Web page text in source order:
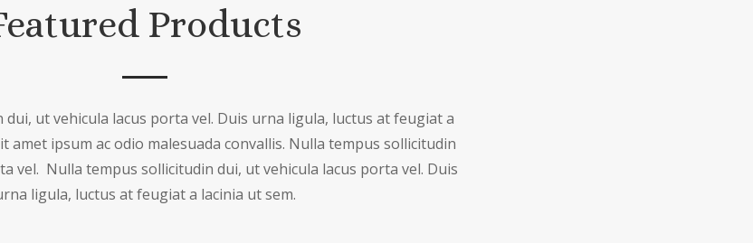
Products
ut vehicula lacus porta vel. Duis urna ligula, luctus at feugiat a
amet ipsum ac odio malesuada convallis. Nulla tempus sollicitudin
vel. Nulla tempus sollicitudin dui, ut vehicula lacus porta vel. Duis
ligula, luctus at feugiat a lacinia ut sem.